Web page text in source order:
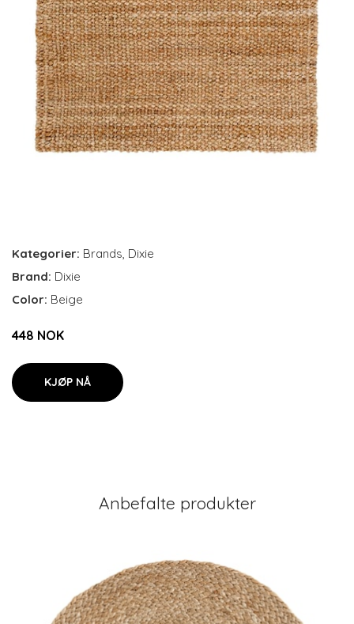
Kategorier: Brands, Dixie
Brand: Dixie
Color: Beige
448 NOK
KJØP NÅ
Anbefalte produkter